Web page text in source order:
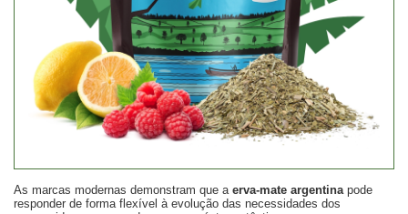
As marcas modernas demonstram que a erva-mate argentinapode
responder de forma flexível à evolução das necessidades dos